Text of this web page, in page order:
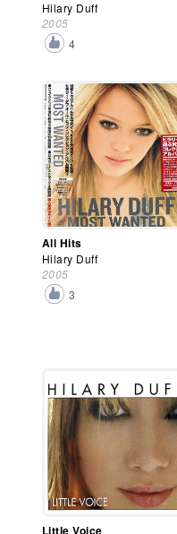
Hilary Duff
2005
4
All Hits
Hilary Duff
2005
3
Little Voice